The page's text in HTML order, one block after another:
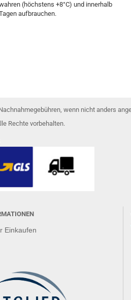
(höchstens +8°C) und innerhalb
aufbrauchen.
wenn nicht anders
Rechte vorbehalten.
Einkaufen